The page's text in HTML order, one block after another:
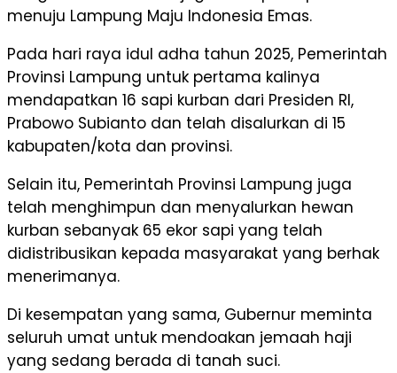
menuju Lampung Maju Indonesia Emas.
Pada hari raya idul adha tahun 2025, Pemerintah
Provinsi Lampung untuk pertama kalinya
mendapatkan 16 sapi kurban dari Presiden RI,
Prabowo Subianto dan telah disalurkan di 15
kabupaten/kota dan provinsi.
Selain itu, Pemerintah Provinsi Lampung juga
telah menghimpun dan menyalurkan hewan
kurban sebanyak 65 ekor sapi yang telah
didistribusikan kepada masyarakat yang berhak
menerimanya.
Di kesempatan yang sama, Gubernur meminta
seluruh umat untuk mendoakan jemaah haji
yang sedang berada di tanah suci.